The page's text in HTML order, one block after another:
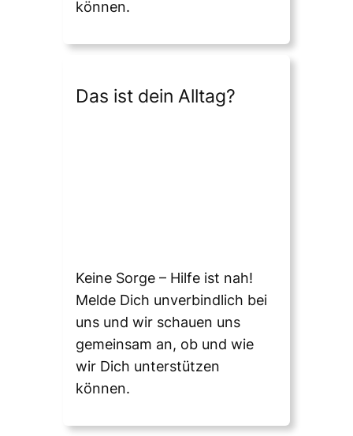
können.
Das ist dein Alltag?
Keine Sorge – Hilfe ist nah!
Melde Dich unverbindlich bei
uns und wir schauen uns
gemeinsam an, ob und wie
wir Dich unterstützen
können.